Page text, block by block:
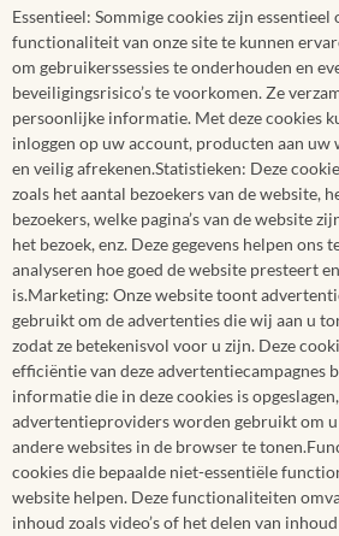
Essentieel: Sommige cookies zijn essentieel
functionaliteit van onze site te kunnen
om gebruikerssessies te onderhouden en
beveiligingsrisico’s te voorkomen. Ze
persoonlijke informatie. Met deze cookies
inloggen op uw account, producten aan uw
en veilig afrekenen.Statistieken: Deze
zoals het aantal bezoekers van de website,
bezoekers, welke pagina’s van de website
het bezoek, enz. Deze gegevens helpen ons
analyseren hoe goed de website presteert
is.Marketing: Onze website toont
gebruikt om de advertenties die wij aan u
zodat ze betekenisvol voor u zijn. Deze
efficiëntie van deze advertentiecampagnes
informatie die in deze cookies is
advertentieproviders worden gebruikt om
andere websites in de browser te
cookies die bepaalde niet-essentiële
website helpen. Deze functionaliteiten
inhoud zoals video’s of het delen van